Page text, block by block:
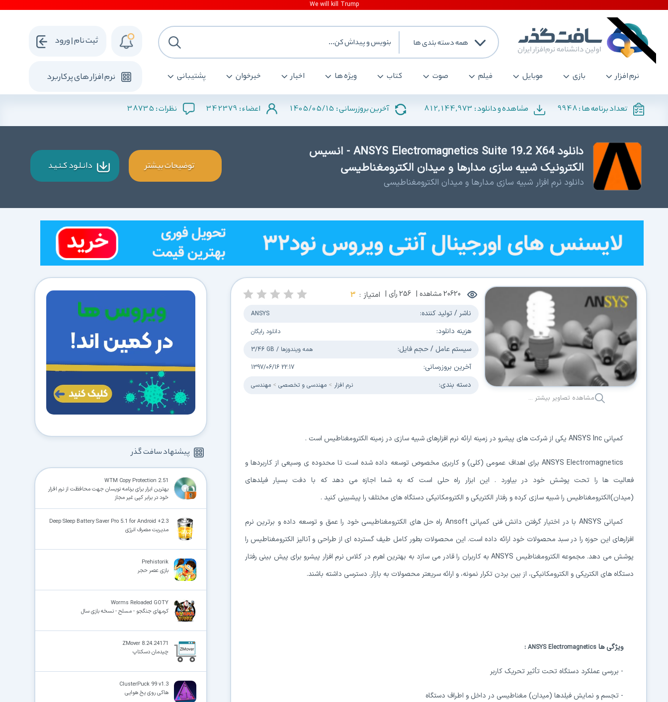
همه دسته بندی ها
نرم افزار بازی موبایل فیلم صوت کتاب ویژه ها اخبار خبرخوان پشتیبانی نرم افزار های پرکاربرد
ثبت نام | ورود
تعداد برنامه ها :9948 مشاهده و دانلود : 812,144,973 آخرین بروزرسانی : 1405/05/15 اعضاء : 342379 نظرات : 38735
دانلود ANSYS Electromagnetics Suite 19.2 X64 - انسیس
الکترونیک شبیه سازی مدارها و میدان الکترومغناطیسی
دانلود نرم افزار شبیه سازی مدارها و میدان الکترومغناطیسی
توضیحات بیشتر دانـلـود کـنـیـد
مشاهده تصاویر بیشتر ...
20620مشاهده | 256رأی | امتیاز : 3
ناشر / تولید کننده: ANSYS
هزینه دانلود: دانلود رایگان
سیستم عامل / حجم فایل: 3/46 GB / همه ویندوزها
آخرین بروزرسانی: 1397/06/16 22:17
دسته بندی: نرم افزار مهندسی و تخصصی مهندسی
کمپانی ANSYS Inc یکی از شرکت های پیشرو در زمینه ارائه نرم افزارهای شبیه سازی در زمینه الکترومغناطیس است .
ANSYS Electromagnetics برای اهداف عمومی (کلی) و کاربری مخصوص توسعه داده شده است تا محدوده ی وسیعی از کاربردها و
فعالیت ها را تحت پوشش خود در بیاورد . این ابزار راه حلی است که به شما اجازه می دهد که با دفت بسیار فیلدهای
(میدان)الکترومغناطیس را شبیه سازی کرده و رفتار الکتریکی و الکترومکانیکی دستگاه های مختلف را پیشبینی کنید .
کمپانی ANSYS با در اختیار گرفتن دانش فنی کمپانی Ansoft راه حل های الکترومغناطیسی خود را عمق و توسعه داده و برترین نرم
افزارهای این حوزه را در سبد محصولات خود ارائه داده است. این محصولات بطور کامل طیف گسترده ای از طراحی و آنالیز الکترومغناطیس را
پوشش می دهد. مجموعه الکترومغناطیس ANSYS به کاربران را قادر می سازد به بهترین اهرم در کلاس نرم افزار پیشرو برای پیش بینی رفتار
دستگاه های الکتریکی و الکترومکانیکی، از بین بردن تکرار نمونه، و ارائه سریعتر محصولات به بازار. دسترسی داشته باشند.
ویژگی ها ANSYS Electromagnetics
:
- بررسی عملکرد دستگاه تحت تأثیر تحریک کاربر
- تجسم و نمایش فیلدها (میدان) مغناطیسی در داخل و اطراف دستگاه
پیشنهاد سافت گذر
WTM Copy Protection 2.51
بهترین ابزار برای برنامه نویسان جهت محافظت از نرم افزار
خود در برابر کپی غیر مجاز
Deep Sleep Battery Saver Pro 5.1 for Android +2.3
مدیریت مصرف انرژی
Prehistorik
بازی عصر حجر
Worms Reloaded GOTY
کرمهای جنگجو - مسلح - نسخه بازی سال
ZMover 8.24.24171
چیدمان دسکتاپ
ClusterPuck 99 v1.3
هاکی روی یخ هوایی